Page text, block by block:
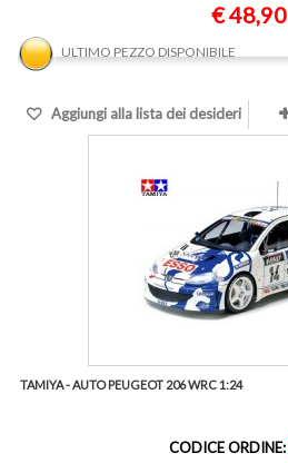
€ 48,90
ULTIMO PEZZO DISPONIBILE
Aggiungi alla lista dei desideri
TAMIYA - AUTO PEUGEOT 206 WRC 1:24
CODICE ORDINE: